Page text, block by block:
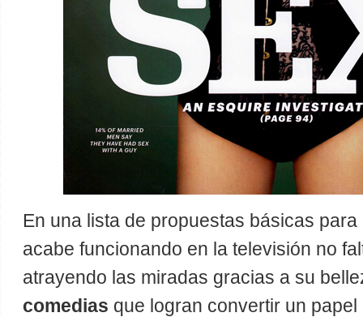
En una lista de propuestas básicas
acabe funcionando en la televisión no
atrayendo las miradas gracias a su
comedias que logran convertir un